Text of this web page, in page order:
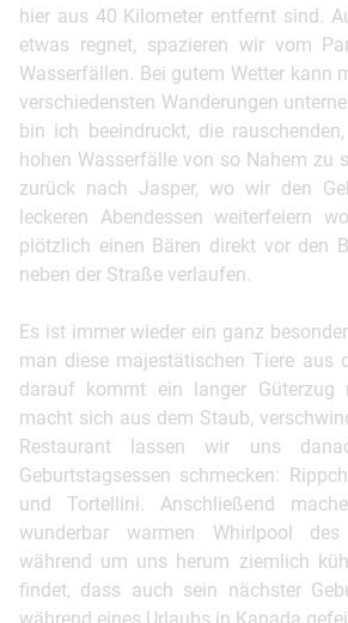
hier aus 40 Kilometer entfernt sind.
etwas regnet, spazieren wir vom
Wasserfällen. Bei gutem Wetter kann
verschiedensten Wanderungen
bin ich beeindruckt, die
hohen Wasserfälle von so Nahem zu
zurück nach Jasper, wo wir den
leckeren Abendessen weiterfeiern
plötzlich einen Bären direkt vor den
neben der Straße verlaufen.
Es ist immer wieder ein ganz
man diese majestätischen Tiere aus
darauf kommt ein langer Güterzug
macht sich aus dem Staub,
Restaurant lassen wir uns
Geburtstagsessen schmecken:
und Tortellini. Anschließend
wunderbar warmen Whirlpool
während um uns herum ziemlich
findet, dass auch sein nächster